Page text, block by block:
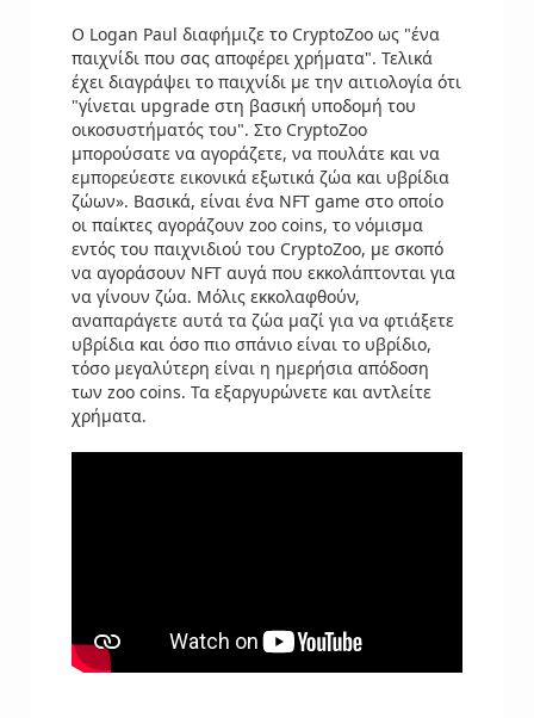
Ο Logan Paul διαφήμιζε το CryptoZoo ως "ένα
παιχνίδι που σας αποφέρει χρήματα". Τελικά
έχει διαγράψει το παιχνίδι με την αιτιολογία ότι
"γίνεται upgrade στη βασική υποδομή του
οικοσυστήματός του". Στο CryptoZoo
μπορούσατε να αγοράζετε, να πουλάτε και να
εμπορεύεστε εικονικά εξωτικά ζώα και υβρίδια
ζώων». Βασικά, είναι ένα NFT game στο οποίο
οι παίκτες αγοράζουν zoo coins, το νόμισμα
εντός του παιχνιδιού του CryptoZoo, με σκοπό
να αγοράσουν NFT αυγά που εκκολάπτονται για
να γίνουν ζώα. Μόλις εκκολαφθούν,
αναπαράγετε αυτά τα ζώα μαζί για να φτιάξετε
υβρίδια και όσο πιο σπάνιο είναι το υβρίδιο,
τόσο μεγαλύτερη είναι η ημερήσια απόδοση
των zoo coins. Τα εξαργυρώνετε και αντλείτε
χρήματα.